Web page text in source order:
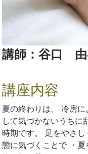
講師：谷口
講座内容
夏の終わりは、 冷房
して気づかないうちに
時期です。 足をやさ
態に気づくことで ・